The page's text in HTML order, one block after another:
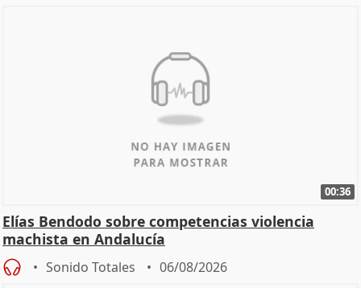
00:36
Elías Bendodo sobre competencias violencia
machista en Andalucía
Sonido Totales 06/08/2026